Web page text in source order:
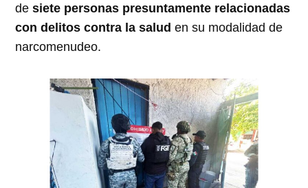
desiete personas presuntamente relacionadas
con delitos contra la saluden su modalidad de
narcomenudeo.